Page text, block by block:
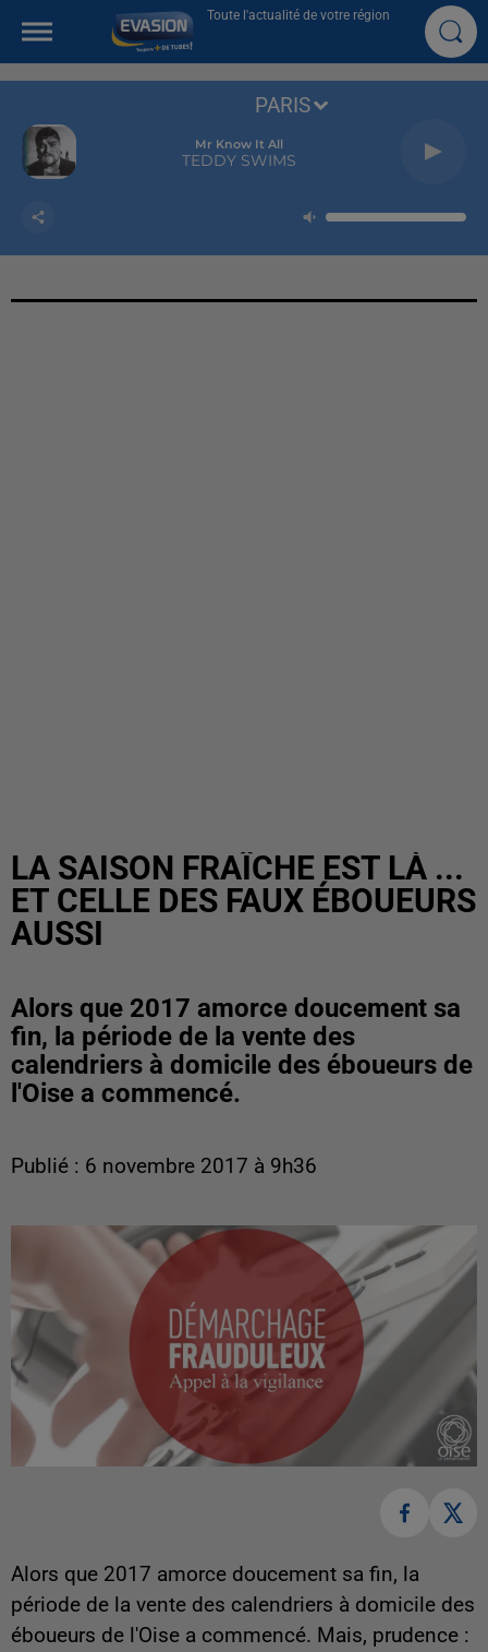
Toute l'actualité de votre région
Mr Know It All
TEDDY SWIMS
PARIS
LA SAISON FRAÎCHE EST LÀ ...
ET CELLE DES FAUX ÉBOUEURS
AUSSI
Alors que 2017 amorce doucement sa
fin, la période de la vente des
calendriers à domicile des éboueurs de
l'Oise a commencé.
Publié : 6 novembre 2017 à 9h36
Alors que 2017 amorce doucement sa fin, la
période de la vente des calendriers à domicile des
éboueurs de l'Oise a commencé. Mais, prudence :